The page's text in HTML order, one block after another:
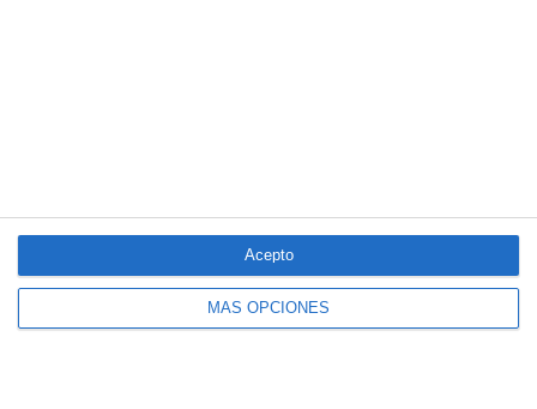
MÁS OPCIONES
Acepto
especiales ante los últimos incendios